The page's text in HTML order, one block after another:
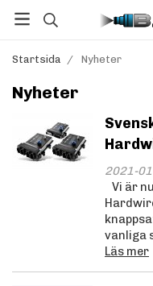
Startsida / Nyheter
Nyheter
2021-
Vi är
vanliga
Läs mer